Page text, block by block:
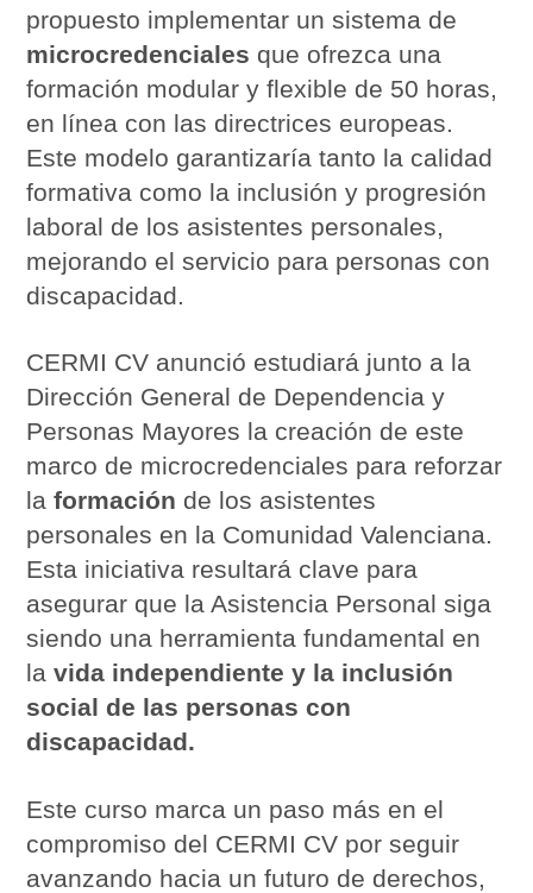
propuesto implementar un sistema de
microcredenciales que ofrezca una
formación modular y flexible de 50 horas,
en línea con las directrices europeas.
Este modelo garantizaría tanto la calidad
formativa como la inclusión y progresión
laboral de los asistentes personales,
mejorando el servicio para personas con
discapacidad.
CERMI CV anunció estudiará junto a la
Dirección General de Dependencia y
Personas Mayores la creación de este
marco de microcredenciales para reforzar
laformación de los asistentes
personales en la Comunidad Valenciana.
Esta iniciativa resultará clave para
asegurar que la Asistencia Personal siga
siendo una herramienta fundamental en
lavida independiente y la inclusión
social de las personas con
discapacidad.
Este curso marca un paso más en el
compromiso del CERMI CV por seguir
avanzando hacia un futuro de derechos,